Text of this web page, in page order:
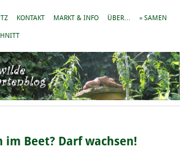
KONTAKT MARKT & INFO ÜBER… » SAMEN
im Beet? Darf wachsen!